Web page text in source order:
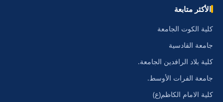
الأكثر متابعة
كلية الكوت الجامعة
جامعة القادسية
كلية بلاد الرافدين الجامعة.
جامعة الفرات الأوسط.
كلية الامام الكاظم(ع)